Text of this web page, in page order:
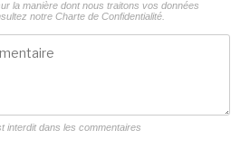
la manière dont nous traitons vos données
notre Charte de Confidentialité.
interdit dans les commentaires